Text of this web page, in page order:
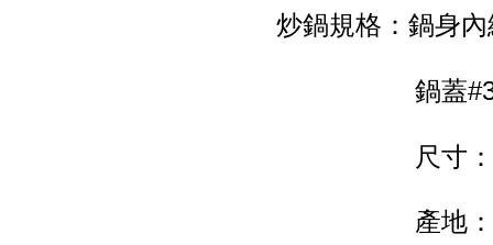
炒鍋規格：鍋身
鍋蓋
尺寸
產地：